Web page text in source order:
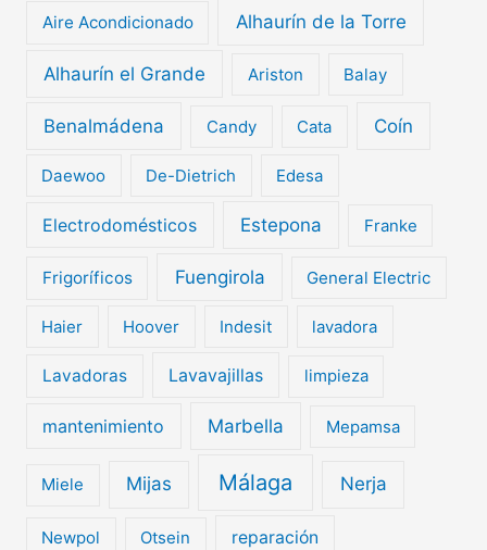
Aire Acondicionado Alhaurín de la Torre
Alhaurín el Grande Ariston Balay
Benalmádena Candy Cata Coín
Daewoo De-Dietrich Edesa
Electrodomésticos Estepona Franke
Frigoríficos Fuengirola General Electric
Haier Hoover Indesit lavadora
Lavadoras Lavavajillas limpieza
mantenimiento Marbella Mepamsa
Miele Mijas Málaga Nerja
Newpol Otsein reparación